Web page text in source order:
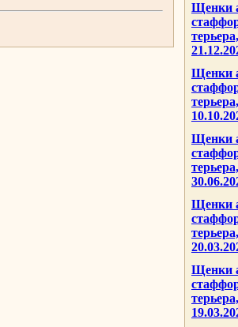
Щенки
Щенки
Щенки
Щенки
Щенки